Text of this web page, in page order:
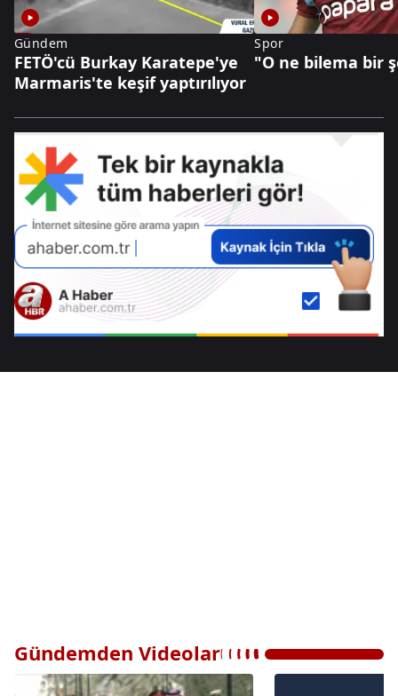
Gündem
FETÖ'cü Burkay Karatepe'ye
Marmaris'te keşif yaptırılıyor
Spor
"O ne bilema bir
Gündemden Videolar